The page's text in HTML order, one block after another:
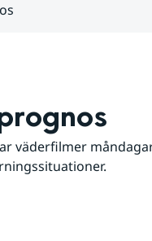
väderfilmer